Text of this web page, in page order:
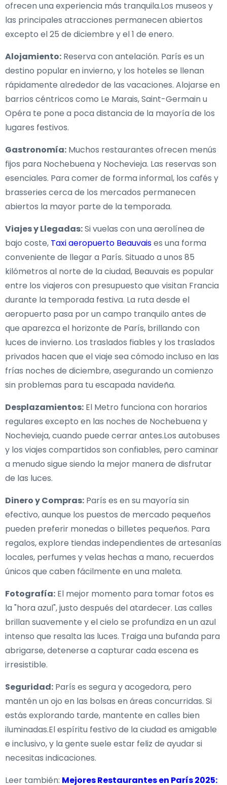
ofrecen una experiencia más tranquila.Los museos y
las principales atracciones permanecen abiertos
excepto el 25 de diciembre y el 1 de enero.
Alojamiento: Reserva con antelación. París es un
destino popular en invierno, y los hoteles se llenan
rápidamente alrededor de las vacaciones. Alojarse en
barrios céntricos como Le Marais, Saint-Germain u
Opéra te pone a poca distancia de la mayoría de los
lugares festivos.
Gastronomía: Muchos restaurantes ofrecen menús
fijos para Nochebuena y Nochevieja. Las reservas son
esenciales. Para comer de forma informal, los cafés y
brasseries cerca de los mercados permanecen
abiertos la mayor parte de la temporada.
Viajes y Llegadas:Si vuelas con una aerolínea de
bajo coste, Taxi aeropuerto Beauvaises una forma
conveniente de llegar a París. Situado a unos 85
kilómetros al norte de la ciudad, Beauvais es popular
entre los viajeros con presupuesto que visitan Francia
durante la temporada festiva. La ruta desde el
aeropuerto pasa por un campo tranquilo antes de
que aparezca el horizonte de París, brillando con
luces de invierno. Los traslados fiables y los traslados
privados hacen que el viaje sea cómodo incluso en las
frías noches de diciembre, asegurando un comienzo
sin problemas para tu escapada navideña.
Desplazamientos: El Metro funciona con horarios
regulares excepto en las noches de Nochebuena y
Nochevieja, cuando puede cerrar antes.Los autobuses
y los viajes compartidos son confiables, pero caminar
a menudo sigue siendo la mejor manera de disfrutar
de las luces.
Dinero y Compras: París es en su mayoría sin
efectivo, aunque los puestos de mercado pequeños
pueden preferir monedas o billetes pequeños. Para
regalos, explore tiendas independientes de artesanías
locales, perfumes y velas hechas a mano, recuerdos
únicos que caben fácilmente en una maleta.
Fotografía: El mejor momento para tomar fotos es
la "hora azul", justo después del atardecer. Las calles
brillan suavemente y el cielo se profundiza en un azul
intenso que resalta las luces. Traiga una bufanda para
abrigarse, detenerse a capturar cada escena es
irresistible.
Seguridad: París es segura y acogedora, pero
mantén un ojo en las bolsas en áreas concurridas. Si
estás explorando tarde, mantente en calles bien
iluminadas.El espíritu festivo de la ciudad es amigable
e inclusivo, y la gente suele estar feliz de ayudar si
necesitas indicaciones.
Leer también: Mejores Restaurantes en París 2025: